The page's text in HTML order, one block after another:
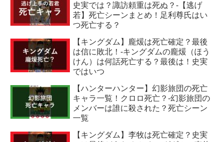
史実では？諏訪頼重は死ぬ？-【逃げ
若】死亡シーンまとめ！足利尊氏はい
つ死亡する？
【キングダム】龐煖は死亡確定？最後
は信に敗北！-キングダムの龐煖（ほう
けん）は何話死亡する？最後は！史実
ではいつ
【ハンターハンター】幻影旅団の死亡
キャラ一覧！クロロ死亡？-幻影旅団の
メンバーは誰に殺された？死亡シーン
一覧
【キングダム】李牧は死亡確定？史実